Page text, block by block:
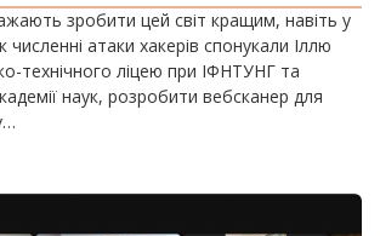
зробити цей світ кращим, навіть у
численні атаки хакерів спонукали Іллю
технічного ліцею при ІФНТУНГ та
наук, розробити вебсканер для